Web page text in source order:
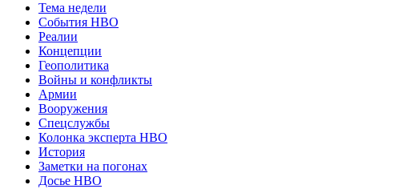
Тема недели
События НВО
Реалии
Концепции
Геополитика
Войны и конфликты
Армии
Вооружения
Спецслужбы
Колонка эксперта НВО
История
Заметки на погонах
Досье НВО